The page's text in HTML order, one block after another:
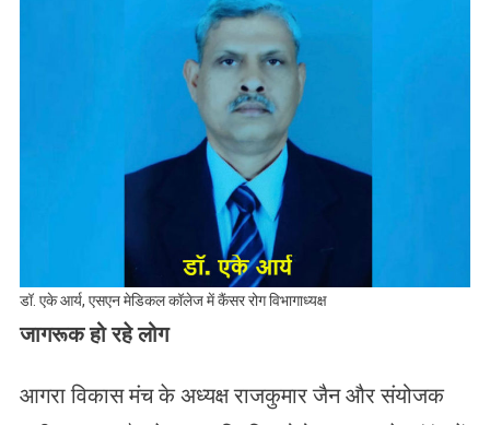
डॉ. एके आर्य, एसएन मेडिकल कॉलेज में कैंसर रोग विभागाध्यक्ष
जागरूक हो रहे लोग
आगरा विकास मंच के अध्यक्ष राजकुमार जैन और संयोजक